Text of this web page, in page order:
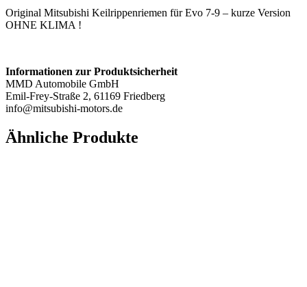
Original Mitsubishi Keilrippenriemen für Evo 7-9 – kurze Version
OHNE KLIMA !
Informationen zur Produktsicherheit
MMD Automobile GmbH
Emil-Frey-Straße 2, 61169 Friedberg
info@mitsubishi-motors.de
Ähnliche Produkte